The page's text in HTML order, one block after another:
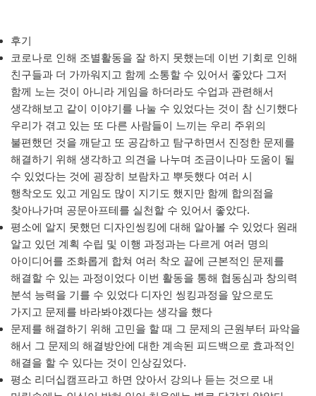
후기
코로나로 인해 조별활동을 잘 하지 못했는데 이번 기회로 인해
친구들과 더 가까워지고 함께 소통할 수 있어서 좋았다 그저
함께 노는 것이 아니라 게임을 하더라도 수업과 관련해서
생각해보고 같이 이야기를 나눌 수 있었다는 것이 참 신기했다
우리가 겪고 있는 또 다른 사람들이 느끼는 우리 주위의
불편했던 것을 깨닫고 또 공감하고 탐구하면서 진정한 문제를
해결하기 위해 생각하고 의견을 나누며 조금이나마 도움이 될
수 있었다는 것에 굉장히 보람차고 뿌듯했다 여러 시
행착오도 있고 게임도 많이 지기도 했지만 함께 합의점을
찾아나가며 공문아프테를 실천할 수 있어서 좋았다.
평소에 알지 못했던 디자인씽킹에 대해 알아볼 수 있었다 원래
알고 있던 계획 수립 및 이행 과정과는 다르게 여러 명의
아이디어를 조화롭게 합쳐 여러 착오 끝에 근본적인 문제를
해결할 수 있는 과정이었다 이번 활동을 통해 협동심과 창의력
분석 능력을 기를 수 있었다 디자인 씽킹과정을 앞으로도
가지고 문제를 바라봐야겠다는 생각을 했다
문제를 해결하기 위해 고민을 할 때 그 문제의 근원부터 파악을
해서 그 문제의 해결방안에 대한 계속된 피드백으로 효과적인
해결을 할 수 있다는 것이 인상깊었다.
평소 리더십캠프라고 하면 앉아서 강의나 듣는 것으로 내